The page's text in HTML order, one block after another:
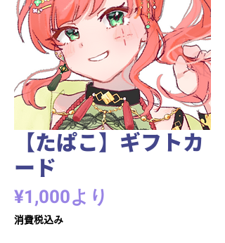
【たぱこ】ギフトカ
ード
¥1,000より
消費税込み